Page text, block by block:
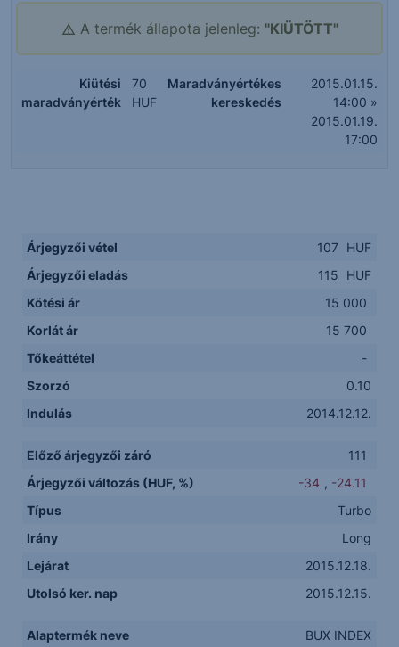
A termék állapota jelenleg: "KIÜTÖTT"
Kiütési
maradványérték
70
HUF
Maradványértékes
kereskedés
2015.01.15.
14:00 »
2015.01.19.
17:00
Árjegyzői vétel 107
HUF
Árjegyzői eladás
115
HUF
Kötési ár
15 000
Korlát ár
15 700
Tőkeáttétel
-
Szorzó
0.10
Indulás
2014.12.12.
Előző árjegyzői záró
111
Árjegyzői változás (HUF, %)
-34 , -24.11
Típus
Turbo
Irány
Long
Lejárat
2015.12.18.
Utolsó ker. nap
2015.12.15.
Alaptermék neve
BUX INDEX